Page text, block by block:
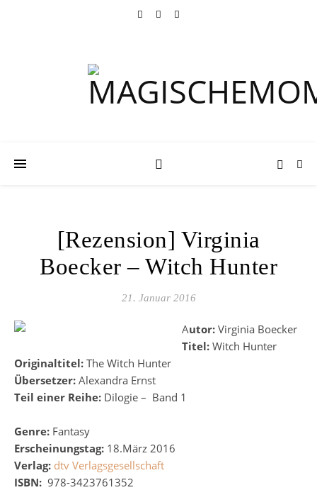
[Rezension] Virginia
Boecker – Witch Hunter
21. Januar 2016
Autor: Virginia Boecker
Titel: Witch Hunter
Originaltitel: The Witch Hunter
Übersetzer: Alexandra Ernst
Teil einer Reihe: Dilogie – Band 1
Genre: Fantasy
Erscheinungstag: 18.März 2016
Verlag: dtv Verlagsgesellschaft
ISBN: 978-3423761352